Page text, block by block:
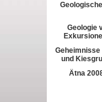
Geologie
Geheimnisse
und
Ätna